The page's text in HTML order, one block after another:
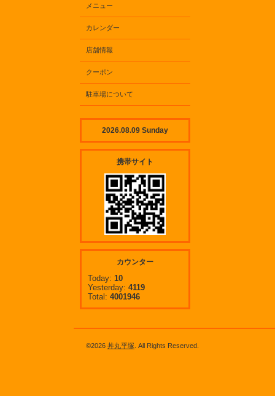
メニュー
カレンダー
店舗情報
クーポン
駐車場について
2026.08.09 Sunday
携帯サイト
カウンター
Today: 10
Yesterday: 4119
Total: 4001946
©2026 丼丸平塚 . All Rights Reserved.